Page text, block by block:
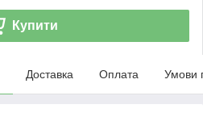
Купити
Доставка Оплата Умови